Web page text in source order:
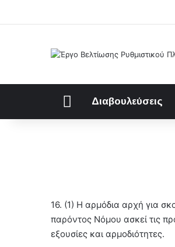
ΑρχικήΔιαβουλεύσεις
16. (1) Η αρμόδια αρχή για
παρόντος Νόμου ασκεί τις
εξουσίες και αρμοδιότητες.